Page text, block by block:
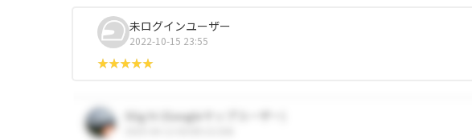
未ログインユーザー
2022-10-15 23:55